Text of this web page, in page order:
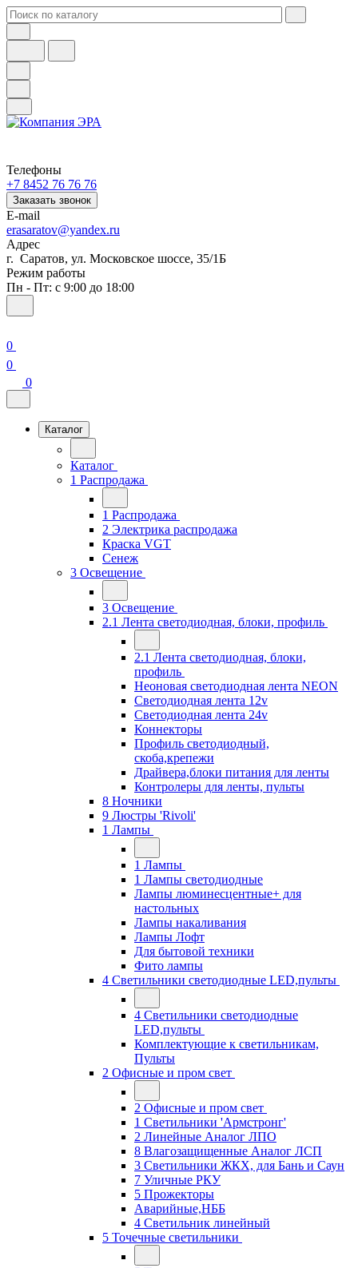
Телефоны
+7 8452 76 76 76
Заказать звонок
E-mail
erasaratov@yandex.ru
Адрес
г. Саратов, ул. Московское шоссе, 35/1Б
Режим работы
Пн - Пт: с 9:00 до 18:00
0
0
0
Каталог
Каталог
1 Распродажа
1 Распродажа
2 Электрика распродажа
Краска VGT
Сенеж
3 Освещение
3 Освещение
2.1 Лента светодиодная, блоки, профиль
2.1 Лента светодиодная, блоки,
профиль
Неоновая светодиодная лента NEON
Светодиодная лента 12v
Светодиодная лента 24v
Коннекторы
Профиль светодиодный,
скоба,крепежи
Драйвера,блоки питания для ленты
Контролеры для ленты, пульты
8 Ночники
9 Люстры 'Rivoli'
1 Лампы
1 Лампы
1 Лампы светодиодные
Лампы люминесцентные+ для
настольных
Лампы накаливания
Лампы Лофт
Для бытовой техники
Фито лампы
4 Светильники светодиодные LED,пульты
4 Светильники светодиодные
LED,пульты
Комплектующие к светильникам,
Пульты
2 Офисные и пром свет
2 Офисные и пром свет
1 Светильники 'Армстронг'
2 Линейные Аналог ЛПО
8 Влагозащищенные Аналог ЛСП
3 Светильники ЖКХ, для Бань и Саун
7 Уличные РКУ
5 Прожекторы
Аварийные,НББ
4 Светильник линейный
5 Точечные светильники